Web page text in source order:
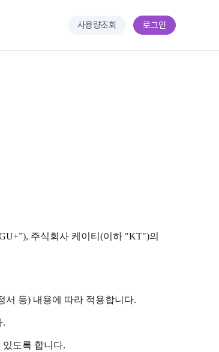
사용량조회 로그인
주식회사 케이티(이하 "KT")의
등) 내용에 따라 적용합니다.
.
도록 합니다.